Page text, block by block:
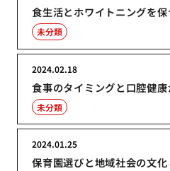
食生活とホワイトニングを
未分類
食事のタイミングと口腔健
2024.02.18
未分類
保育園選びと地域社会の文
2024.01.25